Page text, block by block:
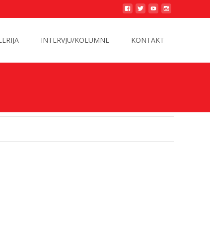
INTERVJU/KOLUMNE KONTAKT